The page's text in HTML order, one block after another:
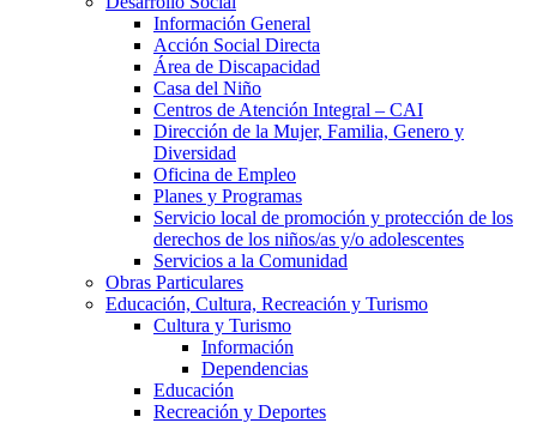
Información General
Acción Social Directa
Área de Discapacidad
Casa del Niño
Centros de Atención Integral – CAI
Dirección de la Mujer, Familia, Genero y
Diversidad
Oficina de Empleo
Planes y Programas
Servicio local de promoción y protección de los
derechos de los niños/as y/o adolescentes
Servicios a la Comunidad
Obras Particulares
Educación, Cultura, Recreación y Turismo
Cultura y Turismo
Información
Dependencias
Educación
Recreación y Deportes